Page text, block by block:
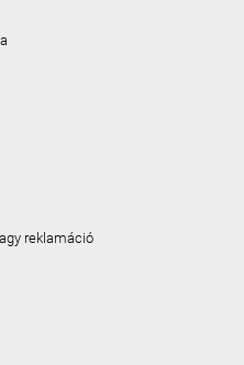
reklamáció